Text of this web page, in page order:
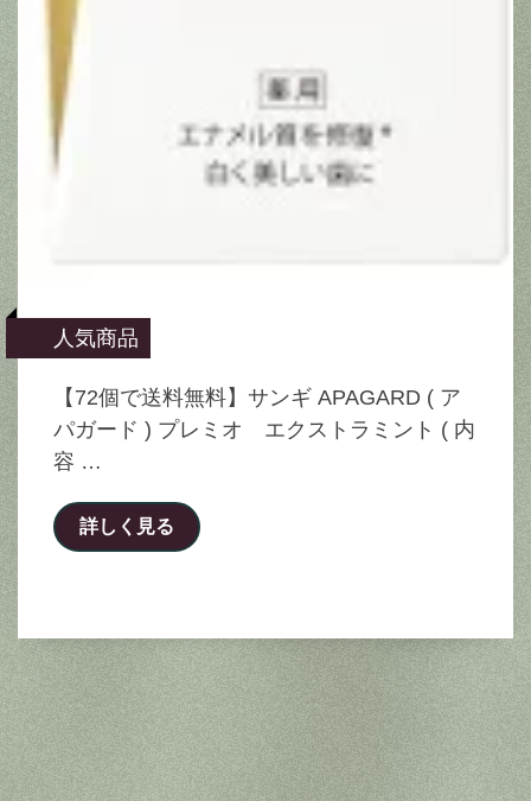
人気商品
【72個で送料無料】サンギ APAGARD ( ア
パガード ) プレミオ エクストラミント ( 内
容 …
詳しく見る